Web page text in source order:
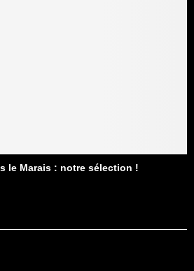
le Marais : notre sélection !